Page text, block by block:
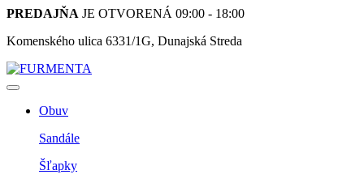
PREDAJŇA JE OTVORENÁ 09:00 - 18:00
Komenského ulica 6331/1G, Dunajská Streda
Obuv
Sandále
Šľapky